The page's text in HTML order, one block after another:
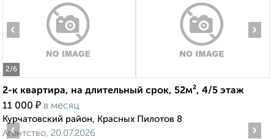
2/6
‹ ›
2-к квартира, на длительный срок, 52м², 4/5 этаж
11 000 ₽ в месяц
Курчатовский район, Красных Пилотов 8
Агентство, 20.07.2026
‹ ›